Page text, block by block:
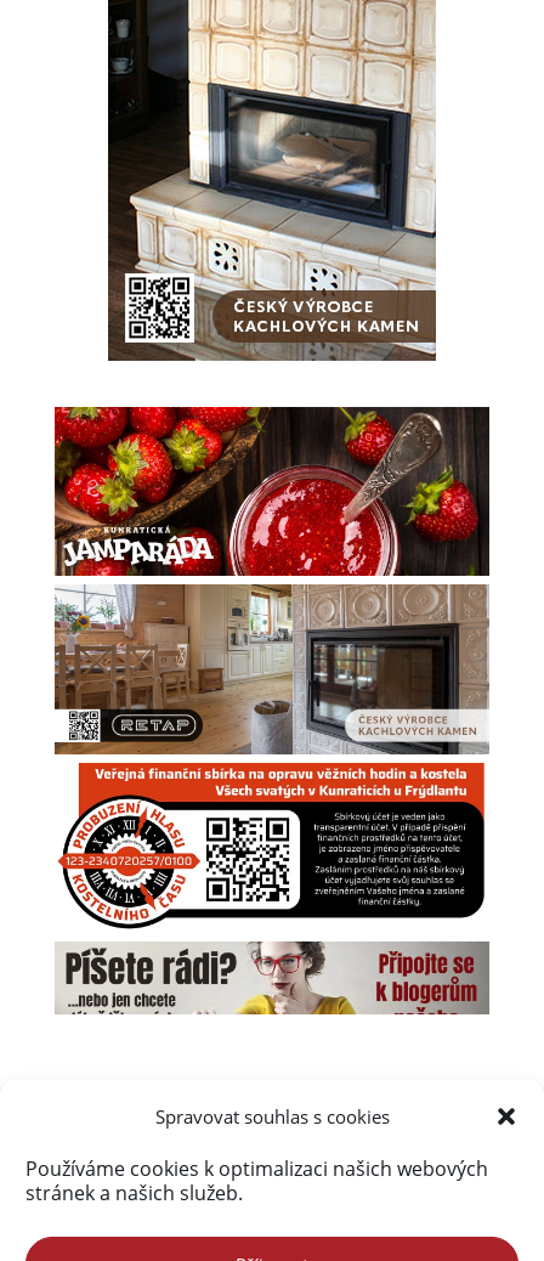
Spravovat souhlas s cookies
Používáme cookies k optimalizaci našich webových
stránek a našich služeb.
Úvod Obsah webu
Aktuálně